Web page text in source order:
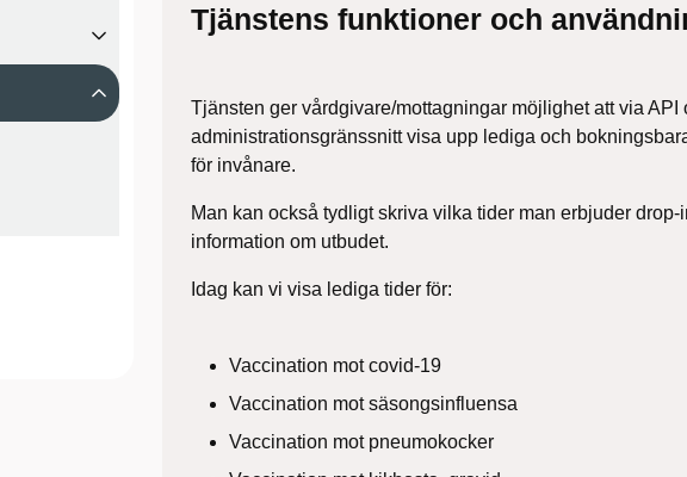
Tjänstens funktioner och
Tjänsten ger vårdgivare/mottagningar möjlighet att via API
administrationsgränssnitt visa upp lediga och
för invånare.
Man kan också tydligt skriva vilka tider man erbjuder
information om utbudet.
Idag kan vi visa lediga tider för:
Vaccination mot covid-19
Vaccination mot säsongsinfluensa
Vaccination mot pneumokocker